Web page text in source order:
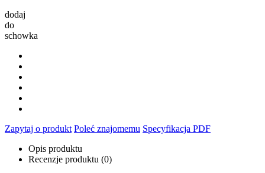
dodaj
do
schowka
Zapytaj o produkt Poleć znajomemu Specyfikacja PDF
Opis produktu
Recenzje produktu (0)